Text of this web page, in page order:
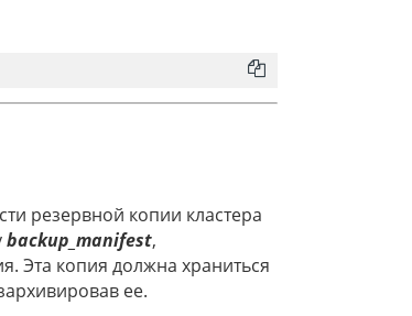
резервной копии кластера
backup_manifest,
Эта копия должна храниться
ее.